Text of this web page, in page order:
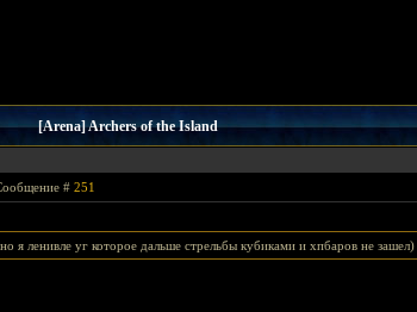
[Arena] Archers of the Island
# 251
я ленивле уг которое дальше стрельбы кубиками и хпбаров не зашел)